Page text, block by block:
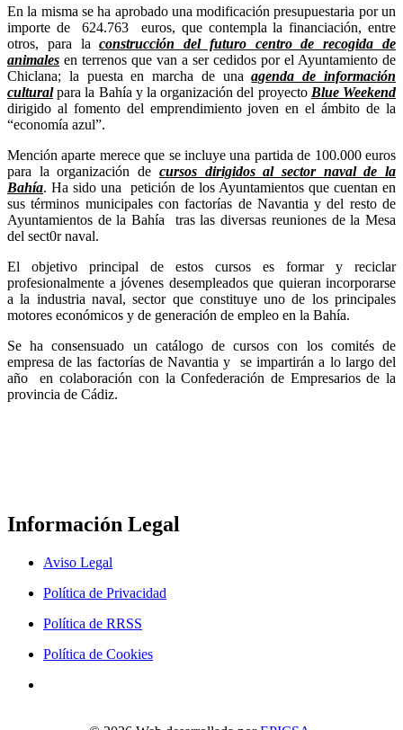
En la misma se ha aprobado una modificación presupuestaria por un
importe de 624.763 euros, que contempla la financiación, entre
otros, para laconstrucción del futuro centro de recogida de
animales en terrenos que van a ser cedidos por el Ayuntamiento de
Chiclana; la puesta en marcha de unaagenda de información
culturalpara la Bahía y la organización del proyecto Blue Weekend
dirigido al fomento del emprendimiento joven en el ámbito de la
“economía azul”.
Mención aparte merece que se incluye una partida de 100.000 euros
para la organización de cursos dirigidos al sector naval de la
Bahía. Ha sido una petición de los Ayuntamientos que cuentan en
sus términos municipales con factorías de Navantia y del resto de
Ayuntamientos de la Bahía tras las diversas reuniones de la Mesa
del sect0r naval.
El objetivo principal de estos cursos es formar y reciclar
profesionalmente a jóvenes desempleados que quieran incorporarse
a la industria naval, sector que constituye uno de los principales
motores económicos y de generación de empleo en la Bahía.
Se ha consensuado un catálogo de cursos con los comités de
empresa de las factorías de Navantia y se impartirán a lo largo del
año en colaboración con la Confederación de Empresarios de la
provincia de Cádiz.
Información Legal
Aviso Legal
Política de Privacidad
Política de RRSS
Política de Cookies